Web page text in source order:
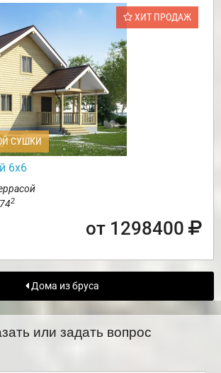
ХИТ ПРОДАЖ
СУШКИ
6х6
2
от 1298400
Дома из бруса
или задать вопрос